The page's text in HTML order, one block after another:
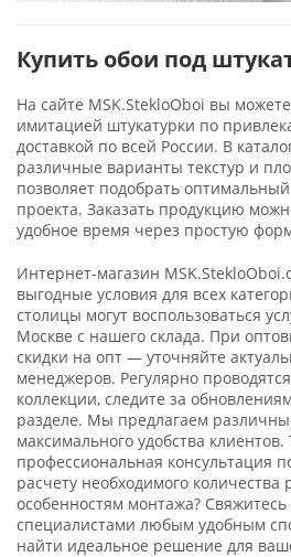
Купить обои под
На сайте MSK.StekloOboi вы
имитацией штукатурки по
доставкой по всей России. В
различные варианты текстур и
позволяет подобрать
проекта. Заказать продукцию
удобное время через простую
Интернет-магазин
выгодные условия для всех
столицы могут воспользоваться
Москве с нашего склада. При
скидки на опт — уточняйте
менеджеров. Регулярно
коллекции, следите за
разделе. Мы предлагаем
максимального удобства клиентов.
профессиональная консультация
расчету необходимого количества
особенностям монтажа?
специалистами любым удобным
найти идеальное решение для